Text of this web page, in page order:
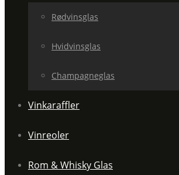
Rødvinsglas
Hvidvinsglas
Champagneglas
Vinkaraffler
Vinreoler
Rom & Whisky Glas